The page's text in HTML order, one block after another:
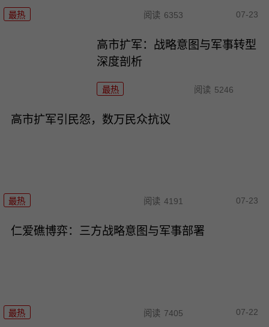
最热 阅读 6353 07-23
高市扩军：战略意图与军事转型
深度剖析
最热 阅读 5246
高市扩军引民怨，数万民众抗议
最热 阅读 4191 07-23
仁爱礁博弈：三方战略意图与军事部署
最热 阅读 7405 07-22